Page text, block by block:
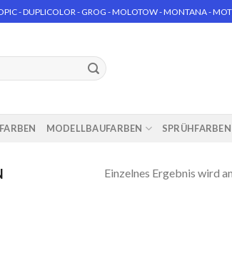
- DUPLICOLOR - GROG - MOLOTOW - MONTANA -
MODELLBAUFARBEN SPRÜHFARBEN
Einzelnes Ergebnis wird